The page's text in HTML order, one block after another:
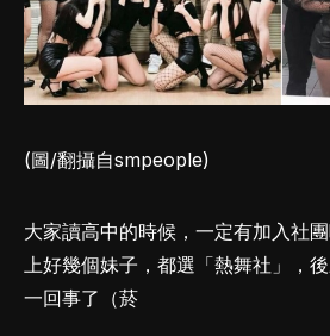
(圖/翻攝自smpeople)
大家讀高中的時候，一定有加入社
上好幾個妹子，都選「熱舞社」，
一回事了（菸